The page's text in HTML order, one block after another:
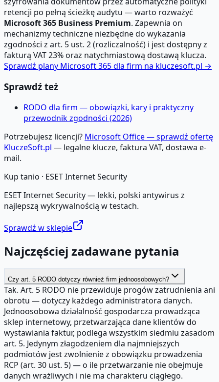
retencji po pełną ścieżkę audytu — warto rozważyć
Microsoft 365 Business Premium. Zapewnia on
mechanizmy techniczne niezbędne do wykazania
zgodności z art. 5 ust. 2 (rozliczalność) i jest dostępny z
fakturą VAT 23% oraz natychmiastową dostawą klucza.
Sprawdź plany Microsoft 365 dla firm na kluczesoft.pl →
Sprawdź też
RODO dla firm — obowiązki, kary i praktyczny
przewodnik zgodności (2026)
Potrzebujesz licencji? Microsoft Office — sprawdź ofertę
KluczeSoft.pl — legalne klucze, faktura VAT, dostawa e-
mail.
Kup tanio · ESET Internet Security
ESET Internet Security — lekki, polski antywirus z
najlepszą wykrywalnością w testach.
Sprawdź w sklepie
Najczęściej zadawane pytania
Czy art. 5 RODO dotyczy również firm jednoosobowych?
Tak. Art. 5 RODO nie przewiduje progów zatrudnienia ani
obrotu — dotyczy każdego administratora danych.
Jednoosobowa działalność gospodarcza prowadząca
sklep internetowy, przetwarzająca dane klientów do
wystawiania faktur, podlega wszystkim siedmiu zasadom
art. 5. Jedynym złagodzeniem dla najmniejszych
podmiotów jest zwolnienie z obowiązku prowadzenia
RCP (art. 30 ust. 5) — o ile przetwarzanie nie obejmuje
danych wrażliwych i nie ma charakteru ciągłego.